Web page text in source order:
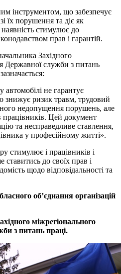
інструментом, що забезпечує
їх порушення та діє як
стимулює до
прав і гарантій.
Західного
Державної служби з питань
автомобілі не гарантує
знижує ризик травм, трудовий
недопущення порушень, але
працівників. Цей документ
та несправедливе ставлення,
у професійному житті».
стимулює і працівників і
ставитись до своїх прав і
щодо відповідальності та
об’єднання організацій
міжрегіонального
з питань праці.